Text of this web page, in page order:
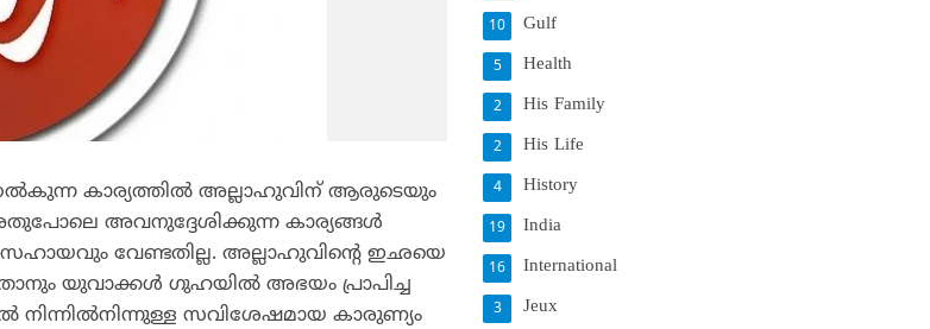
കാര്യത്തില്‍ അല്ലാഹുവിന് ആരുടെയും
അവനുദ്ദേശിക്കുന്ന കാര്യങ്ങള്‍
സഹായവും വേണ്ടതില്ല. അല്ലാഹുവിന്റെ ഇഛയെ
യുവാക്കള്‍ ഗുഹയില്‍ അഭയം പ്രാപിച്ച
നിന്നില്‍നിന്നുള്ള സവിശേഷമായ കാരുണ്യം
Gulf
10
Health
5
His Family
2
His Life
2
History
4
India
19
International
16
Jeux
3